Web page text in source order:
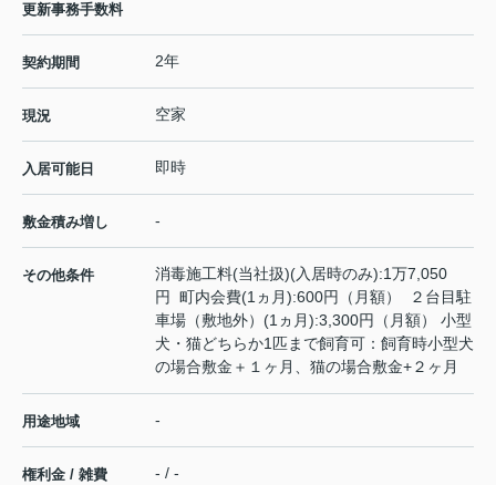
更新事務手数料
契約期間 2年
現況 空家
入居可能日 即時
敷金積み増し -
その他条件
消毒施工料(当社扱)(入居時のみ):1万7,050
円 町内会費(1ヵ月):600円（月額） ２台目駐
車場（敷地外）(1ヵ月):3,300円（月額） 小型
犬・猫どちらか1匹まで飼育可：飼育時小型犬
の場合敷金＋１ヶ月、猫の場合敷金+２ヶ月
用途地域 -
権利金 / 雑費 - / -